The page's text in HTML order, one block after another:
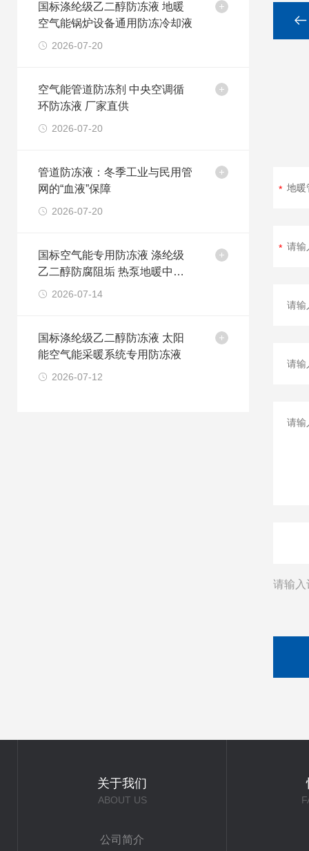
国标涤纶级乙二醇防冻液 地暖
空气能锅炉设备通用防冻冷却液
2026-07-20
空气能管道防冻剂 中央空调循
环防冻液 厂家直供
2026-07-20
管道防冻液：冬季工业与民用管
网的“血液”保障
2026-07-20
国标空气能专用防冻液 涤纶级
乙二醇防腐阻垢 热泵地暖中央
空调循环冷却液
2026-07-14
国标涤纶级乙二醇防冻液 太阳
能空气能采暖系统专用防冻液
2026-07-12
请输入
关于我们
ABOUT US
公司简介